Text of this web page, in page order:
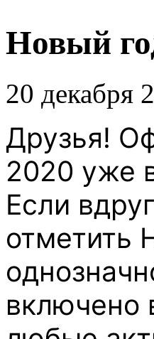
Новый
20 декабря
Друзья!
2020 уже
Если
отметить
включено